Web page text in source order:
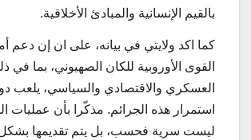
بالقيم الإنسانية والمبادئ الأخلاقية.
كما اكد ولايتي في بيانه، على ان إن دعم
القوى الأوروبية للكان الصهيوني، بما في
العسكري والاقتصادي والسياسي، يلعب
استمرار هذه الجرائم. مذكّرا بأن عمليات
ليست سرية فحسب، بل يتم تقديمها